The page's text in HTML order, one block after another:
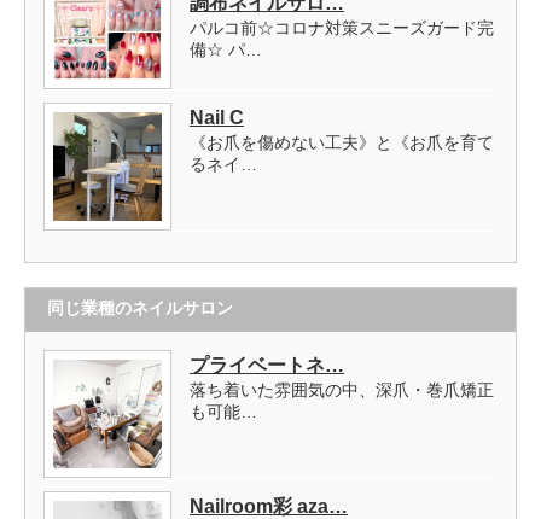
パルコ前☆コロナ対策スニーズガード完
備☆ パ…
Nail C
《お爪を傷めない工夫》と《お爪を育て
るネイ…
同じ業種のネイルサロン
プライベートネ…
落ち着いた雰囲気の中、深爪・巻爪矯正
も可能…
Nailroom彩 aza…